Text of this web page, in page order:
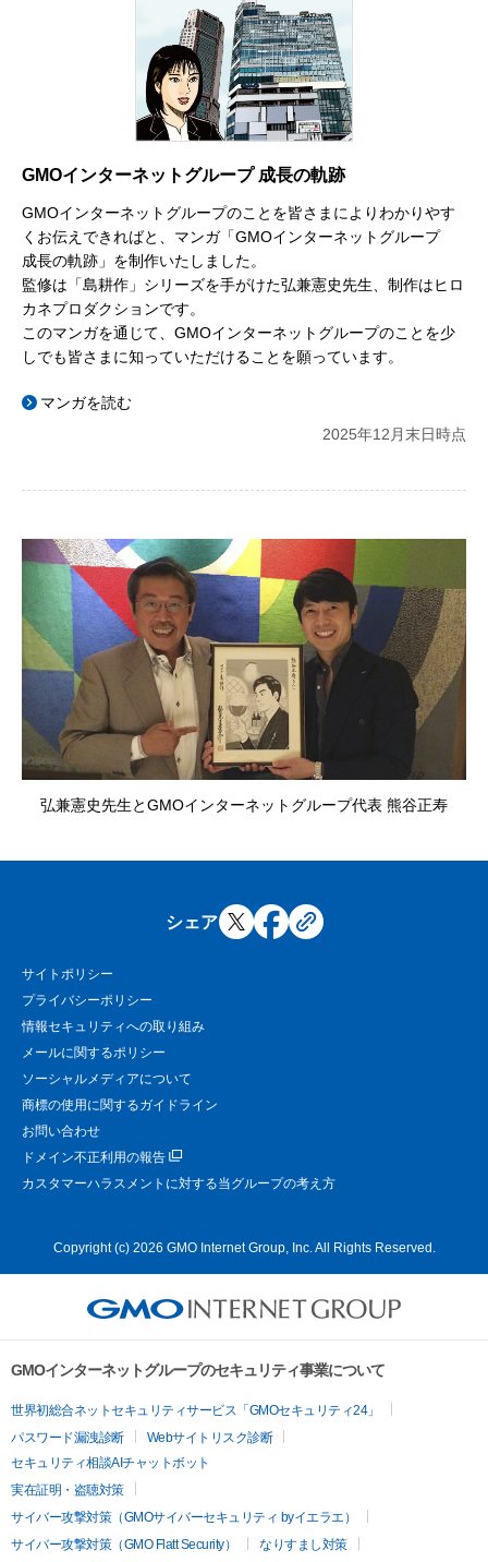
GMOインターネットグループ 成長の軌跡
GMOインターネットグループのことを皆さまによりわかりやす
くお伝えできればと、マンガ「GMOインターネットグループ
成長の軌跡」を制作いたしました。
監修は「島耕作」シリーズを手がけた弘兼憲史先生、制作はヒロ
カネプロダクションです。
このマンガを通じて、GMOインターネットグループのことを少
しでも皆さまに知っていただけることを願っています。
マンガを読む
2025年12月末日時点
弘兼憲史先生とGMOインターネットグループ代表 熊谷正寿
シェア
サイトポリシー
プライバシーポリシー
情報セキュリティへの取り組み
メールに関するポリシー
ソーシャルメディアについて
商標の使用に関するガイドライン
お問い合わせ
ドメイン不正利用の報告
カスタマーハラスメントに対する当グループの考え方
Copyright (c) 2026 GMO Internet Group, Inc. All Rights Reserved.
GMOインターネットグループのセキュリティ事業について
世界初総合ネットセキュリティサービス「GMOセキュリティ24」
パスワード漏洩診断
Webサイトリスク診断
セキュリティ相談AIチャットボット
実在証明・盗聴対策
サイバー攻撃対策（GMOサイバーセキュリティ byイエラエ）
サイバー攻撃対策（GMO Flatt Security）
なりすまし対策